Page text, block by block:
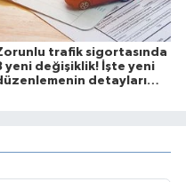
trafik sigortasında
yeni değişiklik! İşte yeni
detayları…